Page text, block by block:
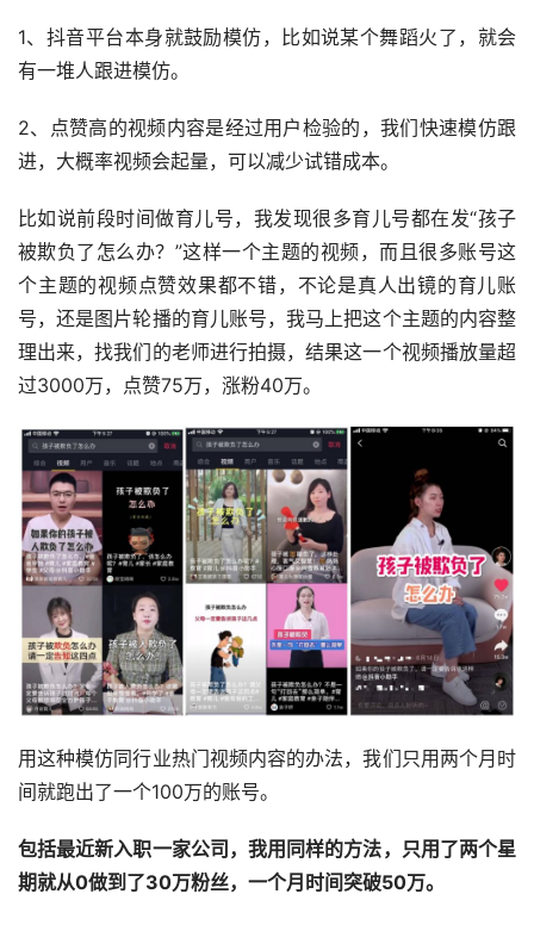
1、抖音平台本身就鼓励模仿，比如说某个舞蹈火了，就会
有一堆人跟进模仿。
2、点赞高的视频内容是经过用户检验的，我们快速模仿跟
进，大概率视频会起量，可以减少试错成本。
比如说前段时间做育儿号，我发现很多育儿号都在发“孩子
被欺负了怎么办？”这样一个主题的视频，而且很多账号这
个主题的视频点赞效果都不错，不论是真人出镜的育儿账
号，还是图片轮播的育儿账号，我马上把这个主题的内容整
理出来，找我们的老师进行拍摄，结果这一个视频播放量超
过3000万，点赞75万，涨粉40万。
用这种模仿同行业热门视频内容的办法，我们只用两个月时
间就跑出了一个100万的账号。
包括最近新入职一家公司，我用同样的方法，只用了两个星
期就从0做到了30万粉丝，一个月时间突破50万。